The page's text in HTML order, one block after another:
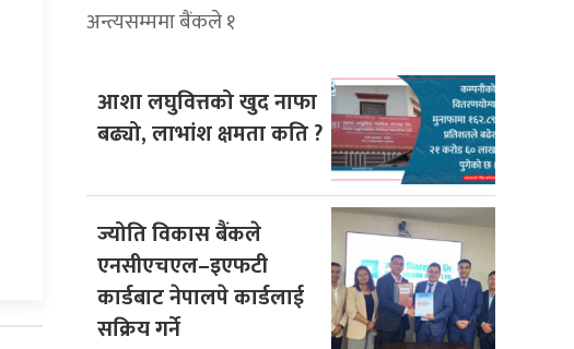
अन्त्यसम्ममा बैंकले १
आशा लघुवित्तको खुद नाफा
बढ्यो, लाभांश क्षमता कति ?
ज्योति विकास बैंकले
एनसीएचएल–इएफटी
कार्डबाट नेपालपे कार्डलाई
सक्रिय गर्ने